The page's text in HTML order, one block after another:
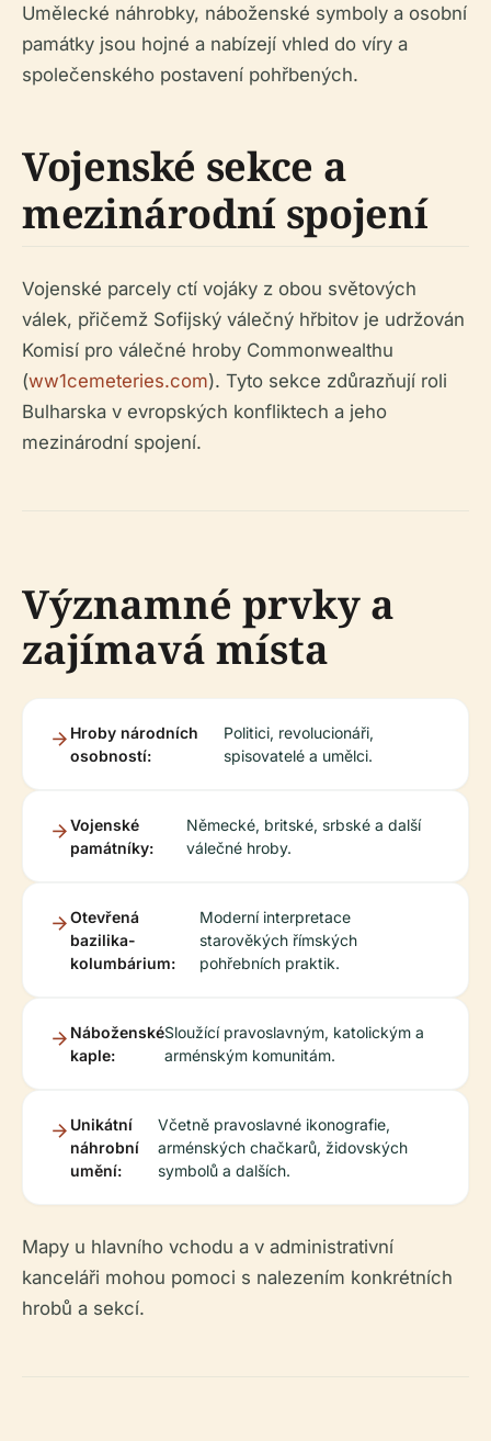
Umělecké náhrobky, náboženské symboly a osobní
památky jsou hojné a nabízejí vhled do víry a
společenského postavení pohřbených.
Vojenské sekce a
mezinárodní spojení
Vojenské parcely ctí vojáky z obou světových
válek, přičemž Sofijský válečný hřbitov je udržován
Komisí pro válečné hroby Commonwealthu
(ww1cemeteries.com). Tyto sekce zdůrazňují roli
Bulharska v evropských konfliktech a jeho
mezinárodní spojení.
Významné prvky a
zajímavá místa
Hroby národních
osobností:
Politici, revolucionáři,
spisovatelé a umělci.
Vojenské
památníky:
Německé, britské, srbské a další
válečné hroby.
Otevřená
bazilika-
kolumbárium:
Moderní interpretace
starověkých římských
pohřebních praktik.
Náboženské
kaple:
Sloužící pravoslavným, katolickým a
arménským komunitám.
Unikátní
náhrobní
umění:
Včetně pravoslavné ikonografie,
arménských chačkarů, židovských
symbolů a dalších.
Mapy u hlavního vchodu a v administrativní
kanceláři mohou pomoci s nalezením konkrétních
hrobů a sekcí.